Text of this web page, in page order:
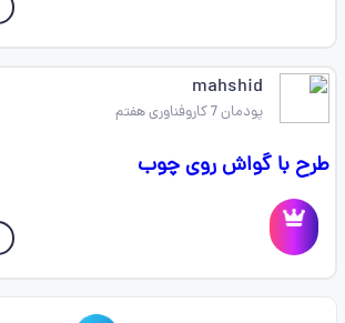
mahshid
پودمان 7 کاروفناوری هفتم
طرح با گواش روی چوب